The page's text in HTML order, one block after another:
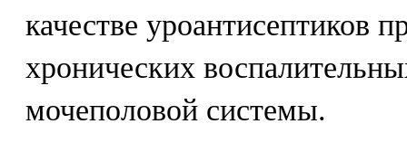
качестве уроантисептиков
хронических
мочеполовой системы.